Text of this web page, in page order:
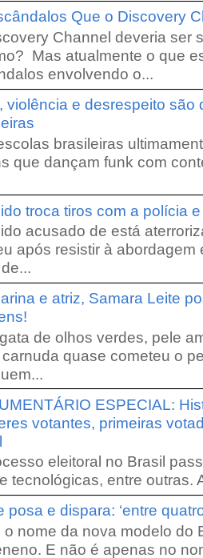
Que o Discovery
Channel deveria ser
Mas atualmente o que
envolvendo o...
violência e desrespeito são
brasileiras
que dançam funk com
troca tiros com a polícia
acusado de está
após resistir à
e atriz, Samara Leite
de olhos verdes, pele
quase cometeu o
ESPECIAL:
votantes, primeiras
eleitoral no Brasil
tecnológicas, entre outras.
posa e dispara: ‘entre
nome da nova modelo do
E não é apenas no